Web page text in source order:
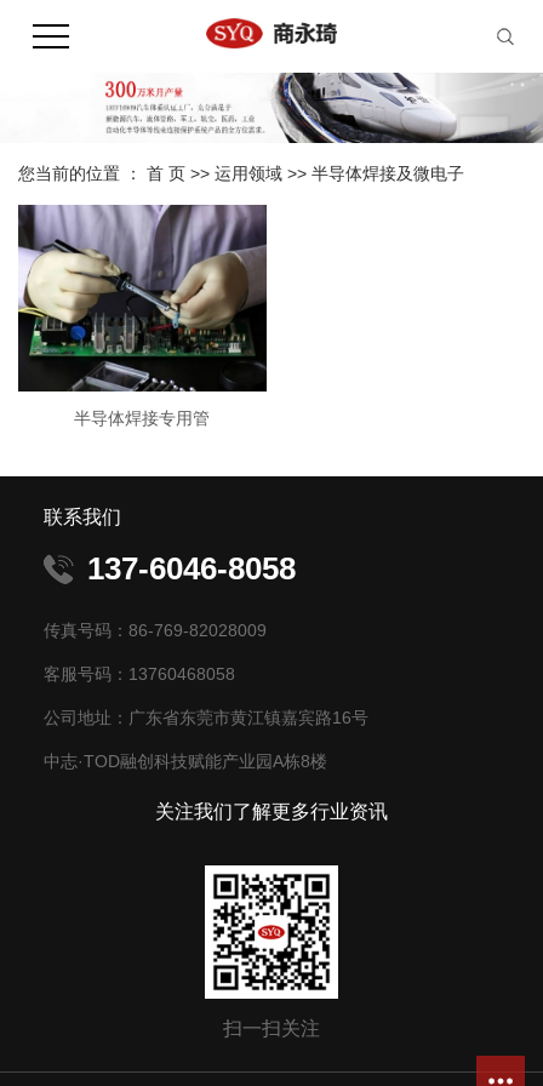
您当前的位置 ： 首 页 >> 运用领域 >> 半导体焊接及微电子
半导体焊接专用管
联系我们
137-6046-8058
传真号码：86-769-82028009
客服号码：13760468058
公司地址：广东省东莞市黄江镇嘉宾路16号
中志·TOD融创科技赋能产业园A栋8楼
关注我们了解更多行业资讯
扫一扫关注